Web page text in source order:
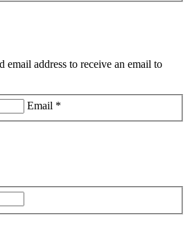
email address to receive an email to
Email *